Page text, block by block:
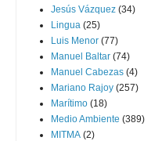
Jesús Vázquez (34)
Lingua (25)
Luis Menor (77)
Manuel Baltar (74)
Manuel Cabezas (4)
Mariano Rajoy (257)
Marítimo (18)
Medio Ambiente (389)
MITMA (2)